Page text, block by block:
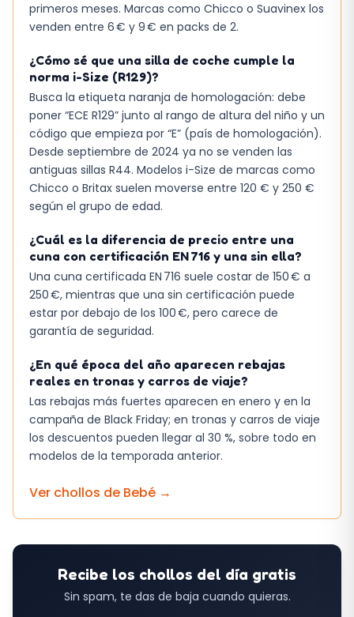
primeros meses. Marcas como Chicco o Suavinex los
venden entre 6 € y 9 € en packs de 2.
¿Cómo sé que una silla de coche cumple la
norma i-Size (R129)?
Busca la etiqueta naranja de homologación: debe
poner “ECE R129” junto al rango de altura del niño y un
código que empieza por “E” (país de homologación).
Desde septiembre de 2024 ya no se venden las
antiguas sillas R44. Modelos i-Size de marcas como
Chicco o Britax suelen moverse entre 120 € y 250 €
según el grupo de edad.
¿Cuál es la diferencia de precio entre una
cuna con certificación EN 716 y una sin ella?
Una cuna certificada EN 716 suele costar de 150 € a
250 €, mientras que una sin certificación puede
estar por debajo de los 100 €, pero carece de
garantía de seguridad.
¿En qué época del año aparecen rebajas
reales en tronas y carros de viaje?
Las rebajas más fuertes aparecen en enero y en la
campaña de Black Friday; en tronas y carros de viaje
los descuentos pueden llegar al 30 %, sobre todo en
modelos de la temporada anterior.
Ver chollos de Bebé →
Recibe los chollos del día gratis
Sin spam, te das de baja cuando quieras.